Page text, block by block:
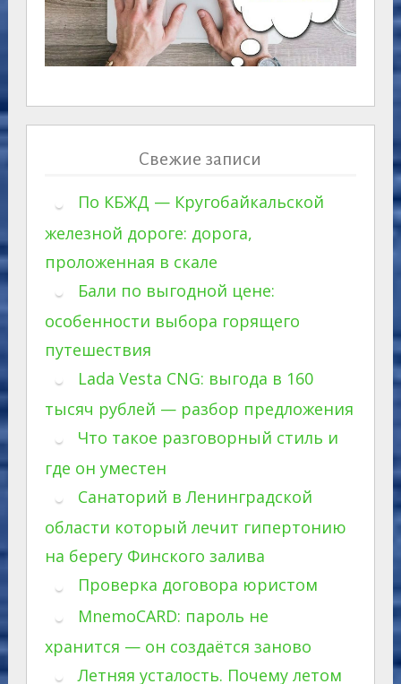
Свежие записи
По КБЖД — Кругобайкальской
железной дороге: дорога,
проложенная в скале
Бали по выгодной цене:
особенности выбора горящего
путешествия
Lada Vesta CNG: выгода в 160
тысяч рублей — разбор предложения
Что такое разговорный стиль и
где он уместен
Санаторий в Ленинградской
области который лечит гипертонию
на берегу Финского залива
Проверка договора юристом
MnemoCARD: пароль не
хранится — он создаётся заново
Летняя усталость. Почему летом